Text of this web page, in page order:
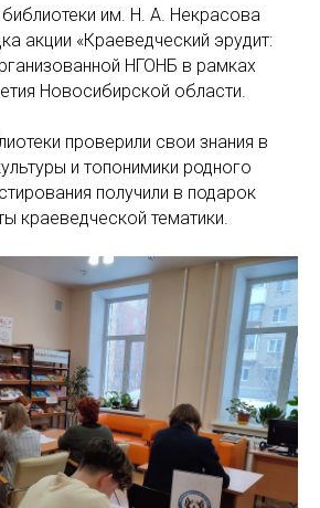
им. Н. А. Некрасова
акции «Краеведческий эрудит:
НГОНБ в рамках
Новосибирской области.
проверили свои знания в
и топонимики родного
получили в подарок
краеведческой тематики.